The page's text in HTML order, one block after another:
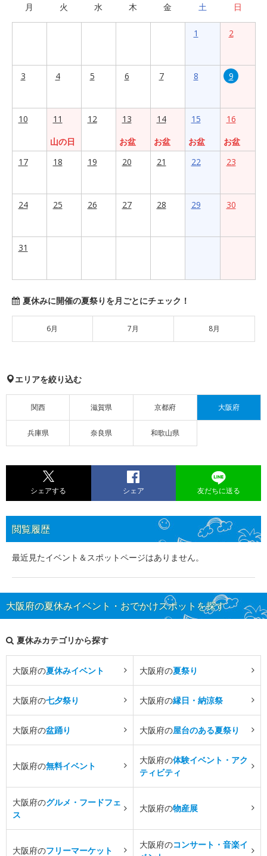
月 火 水 木 金 土 日
1 2
3 4 5 6 7 8 9
10
11
山の日
12
13
お盆
14
お盆
15
お盆
16
お盆
17
18 19 20 21 22 23
24 25 26 27 28 29 30
31
夏休みに開催の夏祭りを月ごとにチェック！
6月 7月 8月
エリアを絞り込む
関西 滋賀県 京都府 大阪府
兵庫県 奈良県 和歌山県
シェアする シェア 友だちに送る
閲覧履歴
最近見たイベント＆スポットページはありません。
大阪府の夏休みイベント・おでかけスポットを探す
夏休みカテゴリから探す
大阪府の夏休みイベント 大阪府の夏祭り
大阪府の七夕祭り 大阪府の縁日・納涼祭
大阪府の盆踊り 大阪府の屋台のある夏祭り
大阪府の無料イベント
大阪府の体験イベント・アク
ティビティ
大阪府のグルメ・フードフェ
ス
大阪府の物産展
大阪府のフリーマーケット
大阪府のコンサート・音楽イ